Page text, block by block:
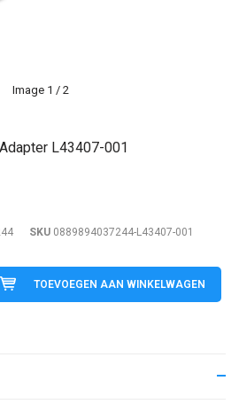
Image 1 / 2
L43407-001
SKU 0889894037244-L43407-001
TOEVOEGEN AAN WINKELWAGEN